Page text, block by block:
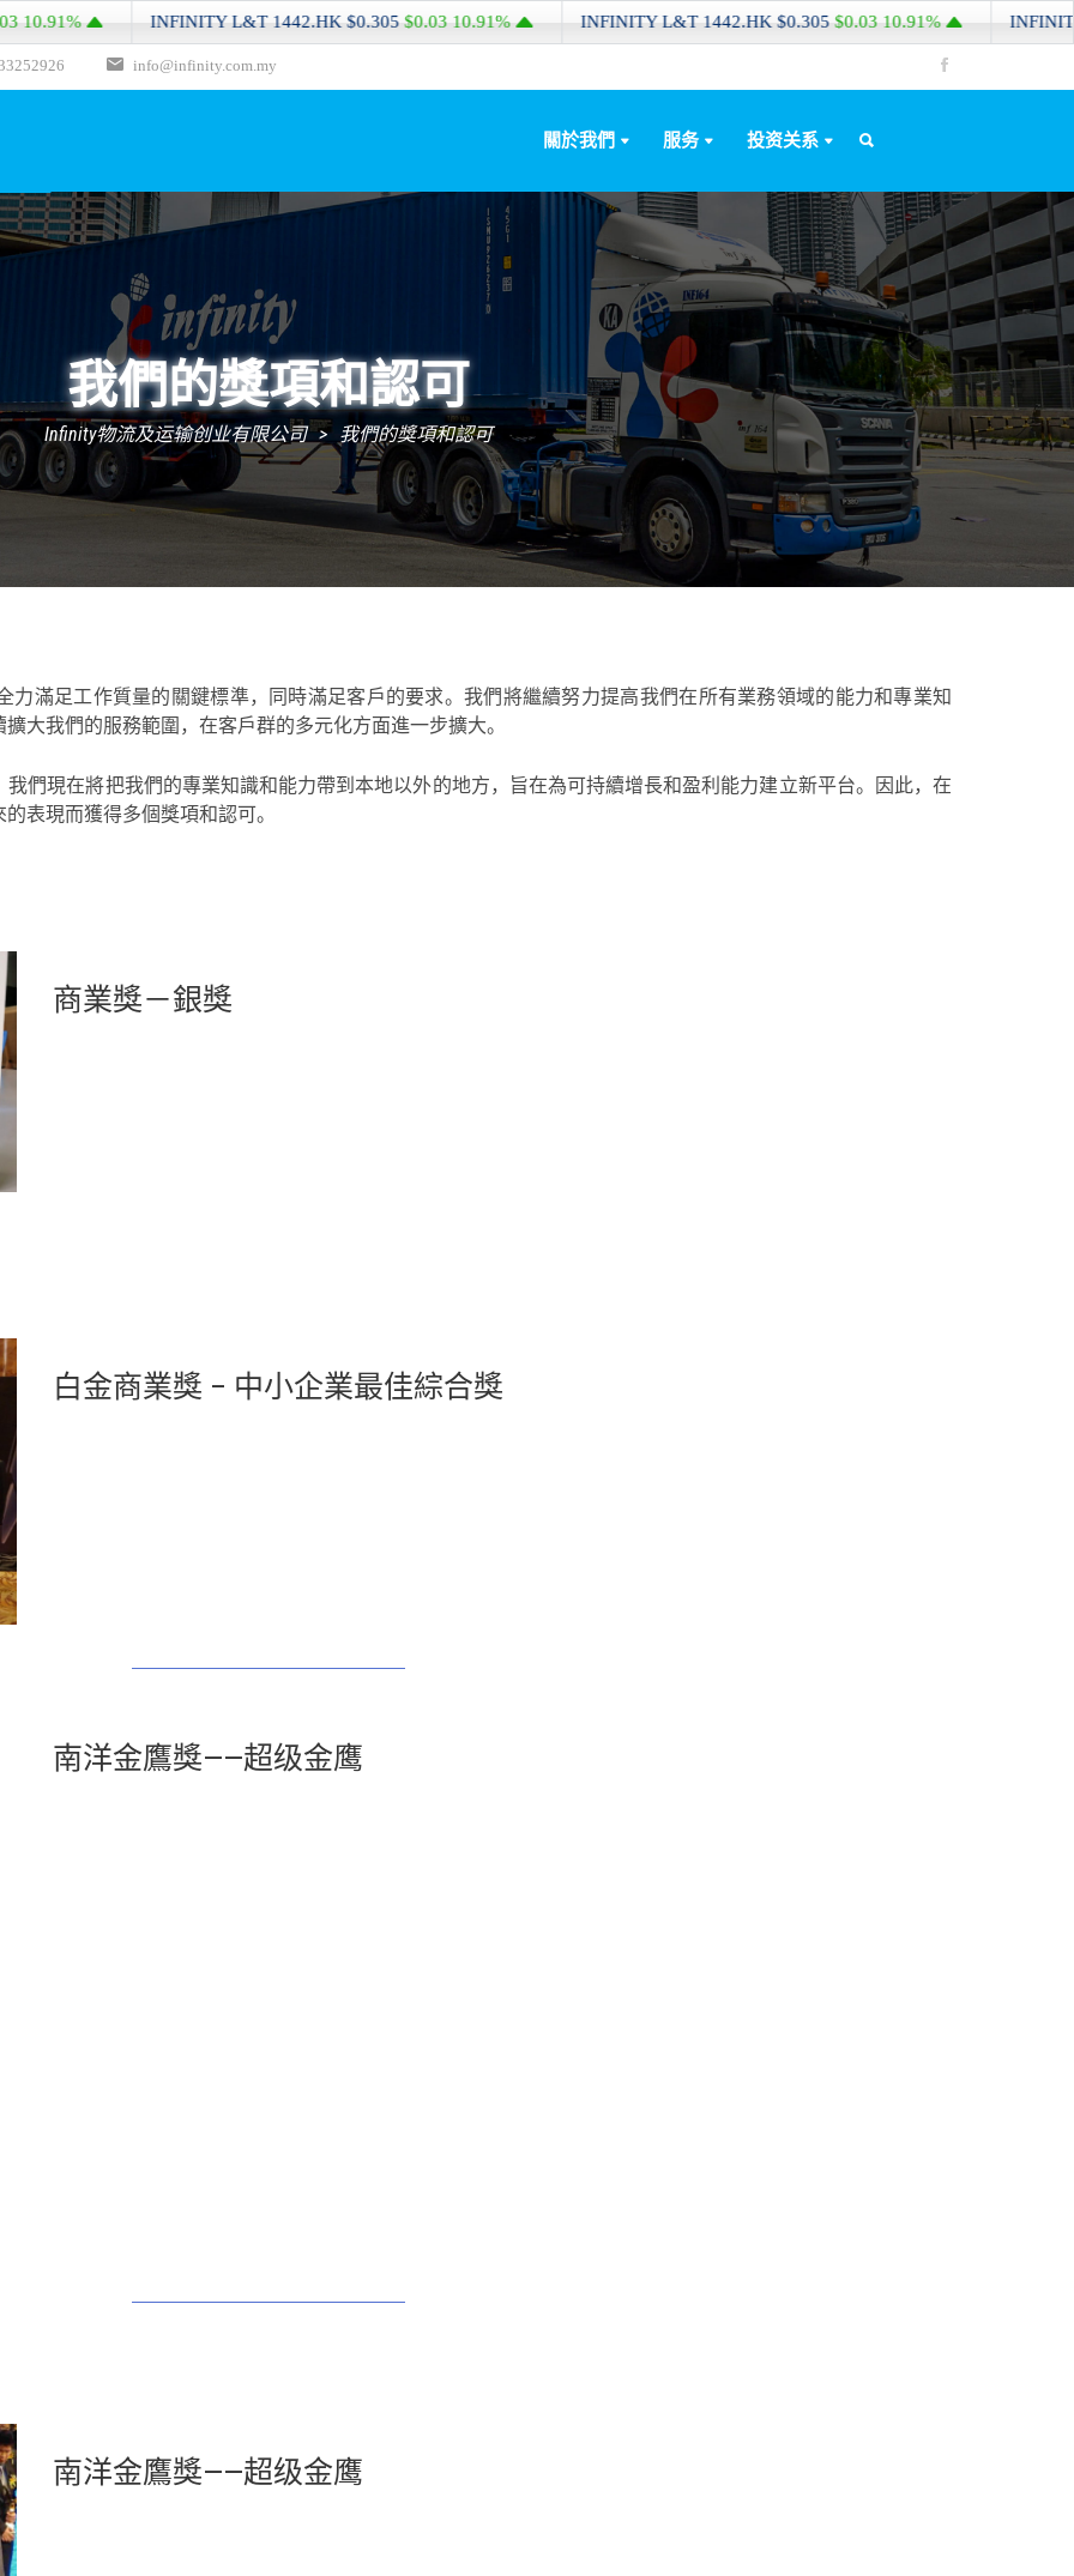
info@infinity.com.my
關於我們 服务 投资关系
我們的獎項和認可
Infinity物流及运输创业有限公司 > 我們的獎項和認可
力滿足工作質量的關鍵標準，同時滿足客戶的要求。我們將繼續努力提高我們在所有業務領域的能力和專業知
大我們的服務範圍，在客戶群的多元化方面進一步擴大。
們現在將把我們的專業知識和能力帶到本地以外的地方，旨在為可持續增長和盈利能力建立新平台。因此，在
表現而獲得多個獎項和認可。
商業獎－銀獎
白金商業獎 – 中小企業最佳綜合獎
南洋金鷹獎——超级金鹰
南洋金鷹獎——超级金鹰
INFINITY L&T1442.HK$0.305$0.0310.91% INFINITY L&T1442.HK$0.305$0.0310.91% INFINITY L&T